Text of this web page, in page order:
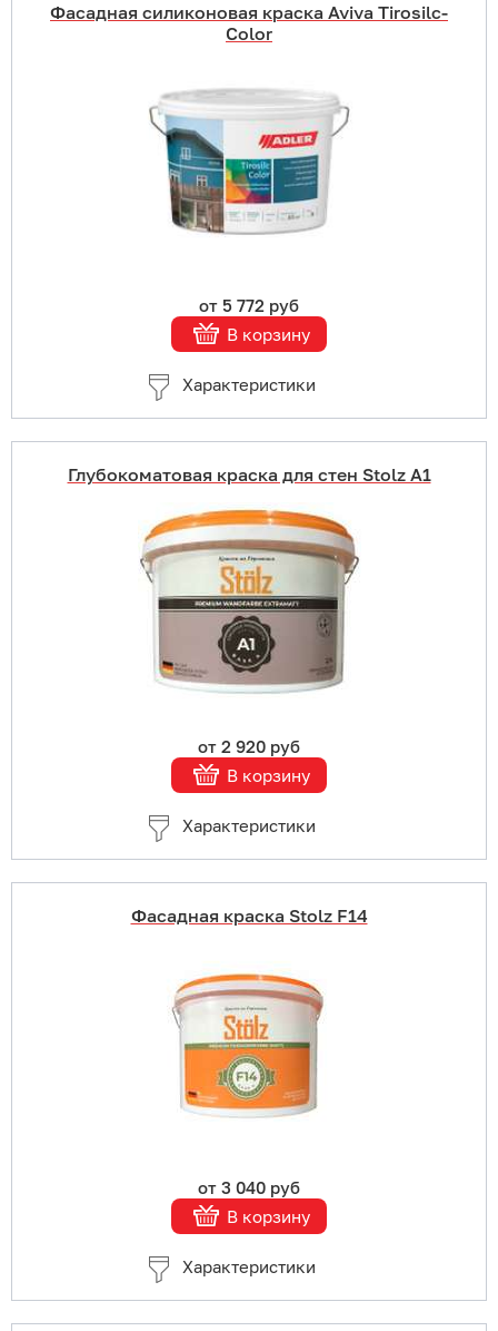
Фасадная силиконовая краска Aviva Tirosilc-
Color
от 5 772 руб
В корзину
Характеристики
Купить в 1 клик
В корзину
Подробнее
Глубокоматовая краска для стен Stolz A1
от 2 920 руб
В корзину
Характеристики
Купить в 1 клик
В корзину
Подробнее
Фасадная краска Stolz F14
от 3 040 руб
В корзину
Характеристики
В корзину
Подробнее